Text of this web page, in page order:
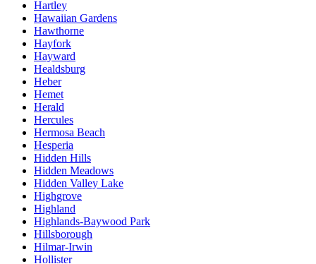
Hartley
Hawaiian Gardens
Hawthorne
Hayfork
Hayward
Healdsburg
Heber
Hemet
Herald
Hercules
Hermosa Beach
Hesperia
Hidden Hills
Hidden Meadows
Hidden Valley Lake
Highgrove
Highland
Highlands-Baywood Park
Hillsborough
Hilmar-Irwin
Hollister